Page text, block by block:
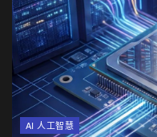
AI 人工智慧